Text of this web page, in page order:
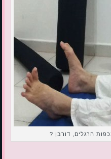
הרגלים, דורבן ?